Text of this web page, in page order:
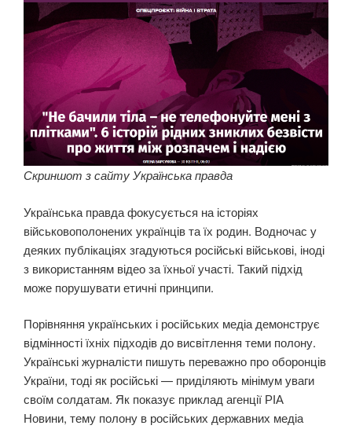
Скриншот з сайту Українська правда
Українська правда фокусується на історіях
військовополонених українців та їх родин. Водночас у
деяких публікаціях згадуються російські військові, іноді
з використанням відео за їхньої участі. Такий підхід
може порушувати етичні принципи.
Порівняння українських і російських медіа демонструє
відмінності їхніх підходів до висвітлення теми полону.
Українські журналісти пишуть переважно про оборонців
України, тоді як російські — приділяють мінімум уваги
своїм солдатам. Як показує приклад агенції РІА
Новини, тему полону в російських державних медіа